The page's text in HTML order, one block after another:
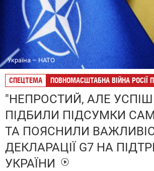
Україна – НАТО
СПЕЦТЕМА ПОВНОМАСШТАБНА ВІЙНА РОСІЇ
"НЕПРОСТИЙ, АЛЕ
ПІДБИЛИ ПІДСУМКИ
ТА ПОЯСНИЛИ
ДЕКЛАРАЦІЇ G7 НА
УКРАЇНИ